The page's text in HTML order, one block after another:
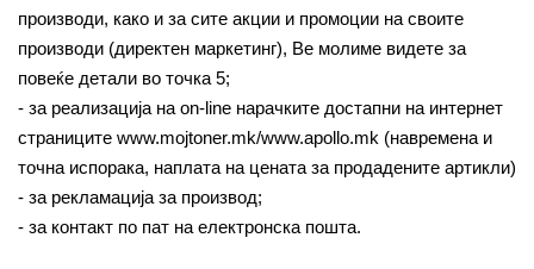
производи, како и за сите акции и промоции на своите
производи (директен маркетинг), Ве молиме видете за
повеќе детали во точка 5;
- за реализација на on-line нарачките достапни на интернет
страниците www.mojtoner.mk/www.apollo.mk (навремена и
точна испорака, наплата на цената за продадените артикли)
- за рекламација за производ;
- за контакт по пат на електронска пошта.